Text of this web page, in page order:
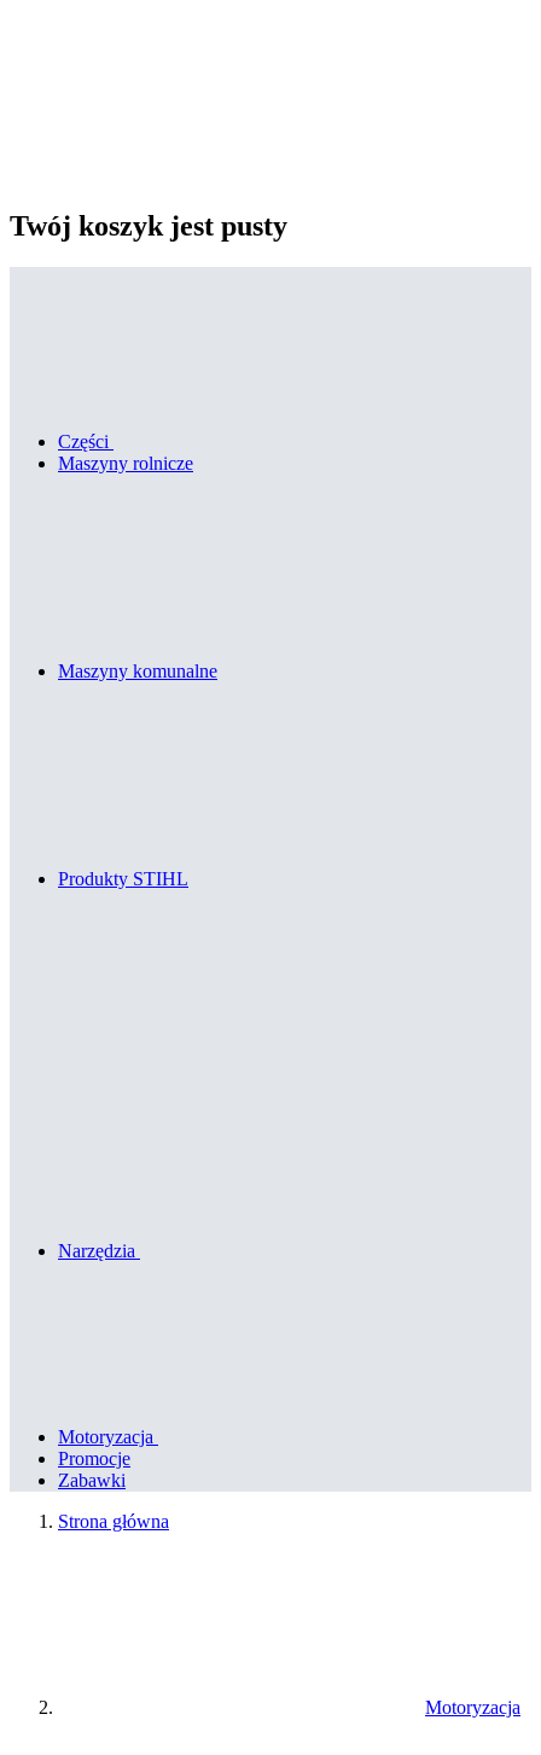
Twój koszyk jest pusty
Części
Maszyny rolnicze
Maszyny komunalne
Produkty STIHL
Narzędzia
Motoryzacja
Promocje
Zabawki
Strona główna
Motoryzacja